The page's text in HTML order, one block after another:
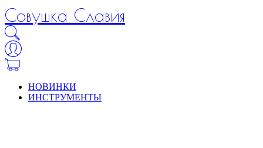
Совушка Славия
НОВИНКИ
ИНСТРУМЕНТЫ